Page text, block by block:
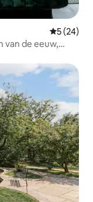
5 (24)
van de eeuw,